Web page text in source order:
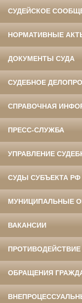
СУДЕЙСКОЕ
НОРМАТИВНЫЕ
ДОКУМЕНТЫ СУДА
СУДЕБНОЕ
СПРАВОЧНАЯ
ПРЕСС-СЛУЖБА
УПРАВЛЕНИЕ
СУДЫ СУБЪЕКТА РФ
МУНИЦИПАЛЬНЫЕ
ВАКАНСИИ
ПРОТИВОДЕЙСТВИЕ
ОБРАЩЕНИЯ